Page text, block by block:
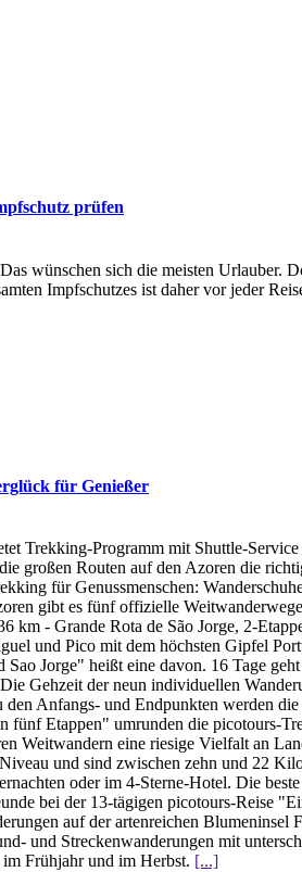
prüfen
wünschen sich die meisten Urlauber.
Impfschutzes ist daher vor jeder
für Genießer
Trekking-Programm mit Shuttle-
großen Routen auf den Azoren die
für Genussmenschen:
gibt es fünf offizielle
km - Grande Rota de São Jorge, 2-
und Pico mit dem höchsten Gipfel
Jorge" heißt eine davon. 16 Tage
Gehzeit der neun individuellen
Anfangs- und Endpunkten werden
fünf Etappen" umrunden die picotours-
Weitwandern eine riesige Vielfalt an
und sind zwischen zehn und 22
oder im 4-Sterne-Hotel. Die
bei der 13-tägigen picotours-Reise
auf der artenreichen
und Streckenwanderungen mit
im Frühjahr und im Herbst. [...]